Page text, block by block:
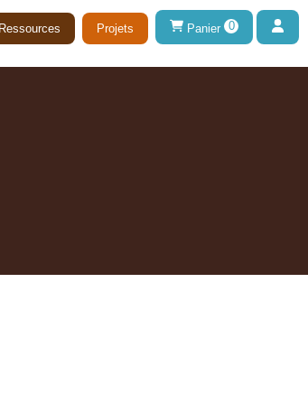
Ressources Projets Panier 0